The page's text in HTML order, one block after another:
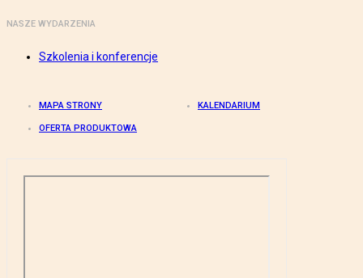
NASZE WYDARZENIA
Szkolenia i konferencje
MAPA STRONY KALENDARIUM
OFERTA PRODUKTOWA